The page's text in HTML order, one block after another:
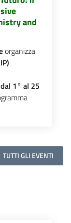
and
organizza
dal 1° al 25
TUTTI GLI EVENTI